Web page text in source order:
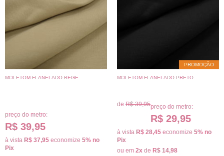
MOLETOM FLANELADO BEGE
preço do metro:
R$ 39,95
à vista R$ 37,95 economize 5% no
Pix
PROMOÇÃO
MOLETOM FLANELADO PRETO
de R$ 39,95preço do metro:
R$ 29,95
à vista R$ 28,45 economize 5% no
Pix
ou em 2x de R$ 14,98